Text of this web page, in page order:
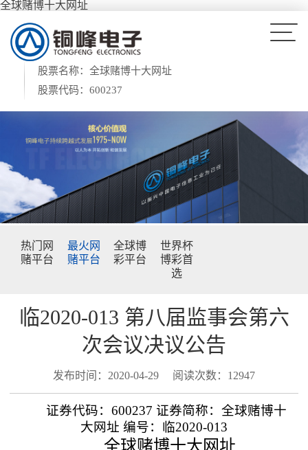
全球赌博十大网址
股票名称：全球赌博十大网址
股票代码：600237
热门网
赌平台
最火网
赌平台
全球博
彩平台
世界杯
博彩首
选
临2020-013 第八届监事会第六
次会议决议公告
发布时间：2020-04-29 阅读次数：12947
证券代码： 600237 证券简称：全球赌博十
大网址 编号：临2020-013
全球赌博十大网址